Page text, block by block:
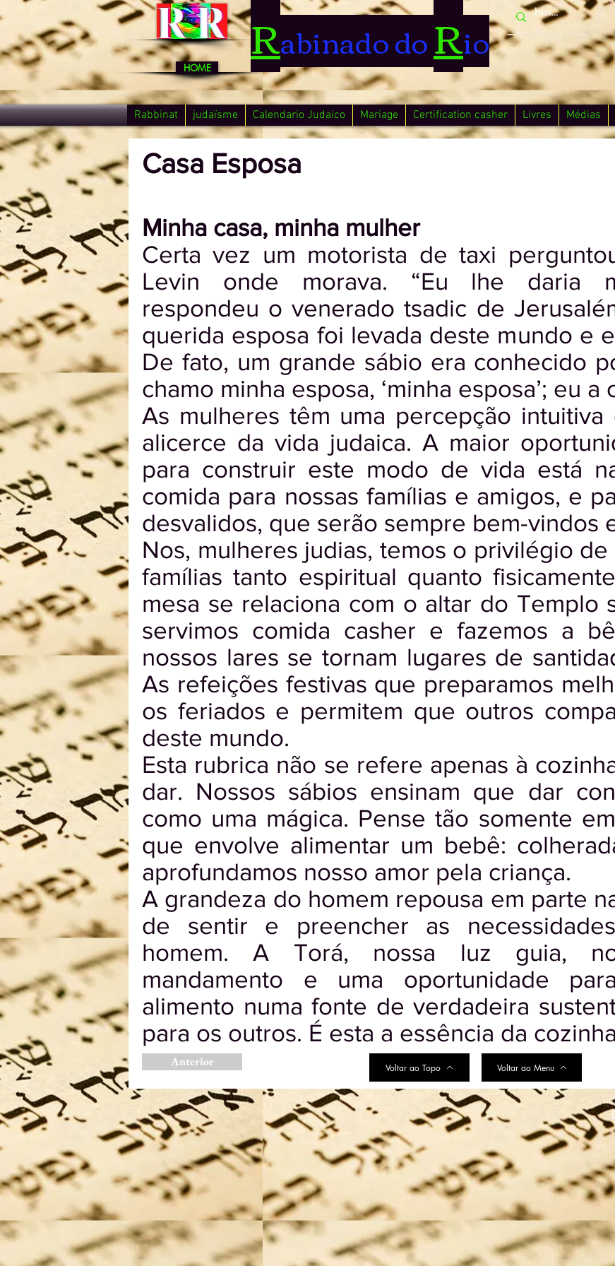
HOME Rabinado doRio
Rabbinat judaïsme Calendario Judaico Mariage Certification casher Livres Médias
Casa Esposa
Minha casa, minha mulher
Certa vez um motorista de taxi
Levin onde morava. “Eu lhe daria
respondeu o venerado tsadic de
querida esposa foi levada deste mundo e
De fato, um grande sábio era conhecido
chamo minha esposa, ‘minha esposa’; eu a
As mulheres têm uma percepção
alicerce da vida judaica. A maior
para construir este modo de vida está
comida para nossas famílias e amigos, e
desvalidos, que serão sempre bem-vindos
Nos, mulheres judias, temos o privilégio de
famílias tanto espiritual quanto
mesa se relaciona com o altar do Templo
servimos comida casher e fazemos a
nossos lares se tornam lugares de
As refeições festivas que preparamos
os feriados e permitem que outros
deste mundo.
Esta rubrica não se refere apenas à
dar. Nossos sábios ensinam que dar
como uma mágica. Pense tão somente
que envolve alimentar um bebê:
aprofundamos nosso amor pela criança.
A grandeza do homem repousa em parte
de sentir e preencher as
homem. A Torá, nossa luz guia,
mandamento e uma oportunidade
alimento numa fonte de verdadeira
para os outros. É esta a essência da
Anterior Voltar ao Topo Voltar ao Menu